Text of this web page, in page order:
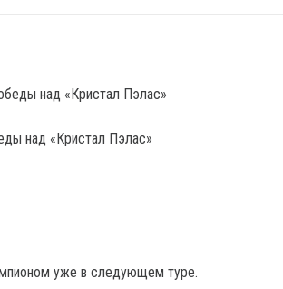
над «Кристал Пэлас»
уже в следующем туре.